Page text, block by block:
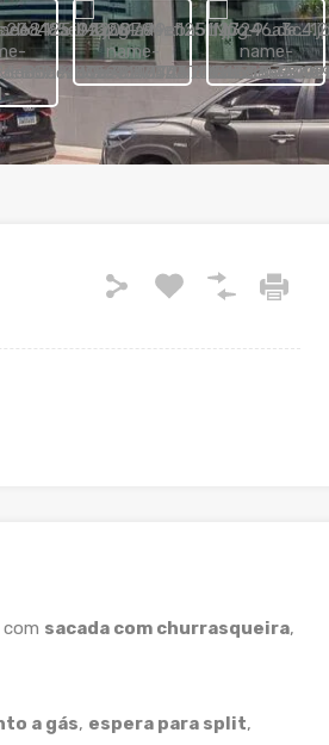
sacada com churrasqueira,
a gás, espera para split,